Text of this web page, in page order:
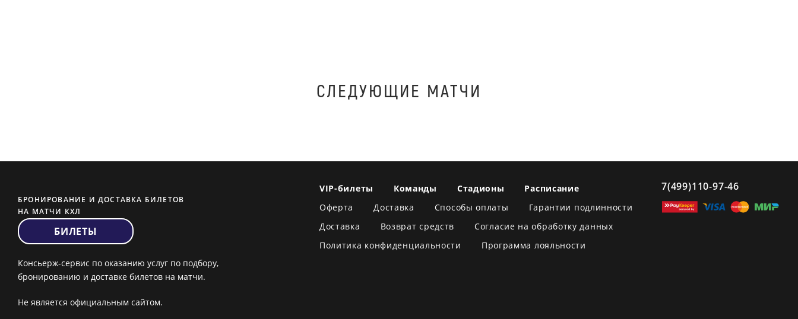
СЛЕДУЮЩИЕ МАТЧИ
БРОНИРОВАНИЕ И ДОСТАВКА БИЛЕТОВ
НА МАТЧИ КХЛ
БИЛЕТЫ
Консьерж-сервис по оказанию услуг по подбору,
бронированию и доставке билетов на матчи.
Не является официальным сайтом.
VIP-билеты Команды Стадионы
Расписание
Оферта
Доставка Способы оплаты
Гарантии подлинности
Доставка
Возврат средств
Согласие на обработку данных
Политика конфиденциальности
Программа лояльности
7(499)110-97-46